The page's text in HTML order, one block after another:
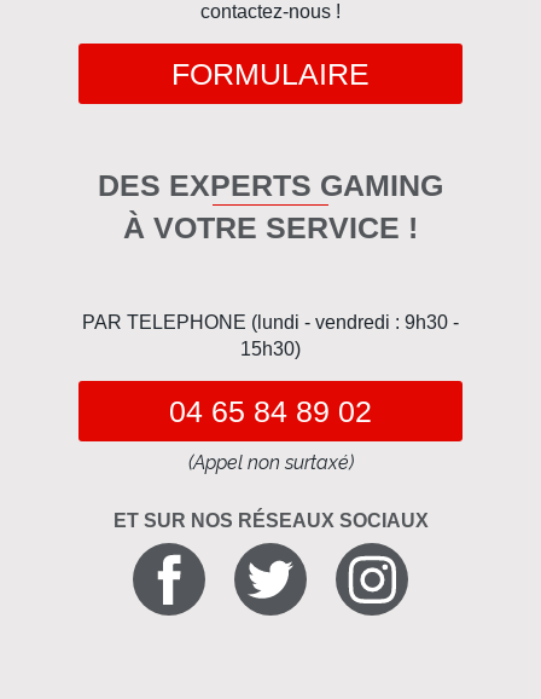
contactez-nous !
FORMULAIRE
DES EXPERTS GAMING
À VOTRE SERVICE !
PAR TELEPHONE (lundi - vendredi : 9h30 -
15h30)
04 65 84 89 02
(Appel non surtaxé)
ET SUR NOS RÉSEAUX SOCIAUX